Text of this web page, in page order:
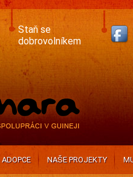
Staň se
dobrovolníkem
ADOPCE NAŠE PROJEKTY